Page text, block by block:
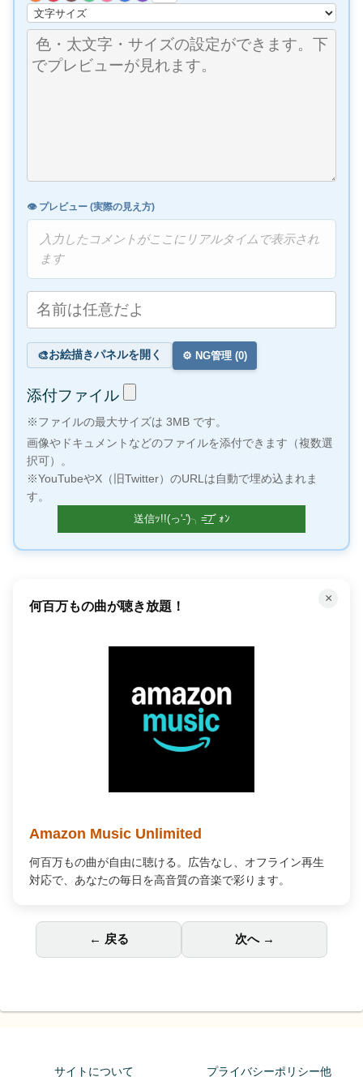
👁️ プレビュー (実際の見え方)
入力したコメントがここにリアルタイムで表示され
ます
🎨お絵描きパネルを開く ⚙️ NG管理 (0)
添付ファイル
※ファイルの最大サイズは 3MB です。
画像やドキュメントなどのファイルを添付できます（複数選
択可）。
※YouTubeやX（旧Twitter）のURLは自動で埋め込まれま
す。
×
Amazon今だけのタイムセール！
人気商品が期間限定で割引
大人気のAmazonタイムセールが開催中。欲しかったあの商
品がお得に手に入るチャンスです。
← 戻る 次へ →
サイトについて プライバシーポリシー他